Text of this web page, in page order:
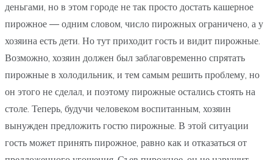
деньгами, но в этом городе не так просто достать кашерное
пирожное — одним словом, число пирожных ограничено, а у
хозяина есть дети. Но тут приходит гость и видит пирожные.
Возможно, хозяин должен был заблаговременно спрятать
пирожные в холодильник, и тем самым решить проблему, но
он этого не сделал, и поэтому пирожные остались стоять на
столе. Теперь, будучи человеком воспитанным, хозяин
вынужден предложить гостю пирожные. В этой ситуации
гость может принять пирожное, равно как и отказаться от